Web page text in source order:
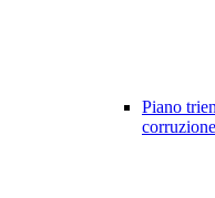
Piano